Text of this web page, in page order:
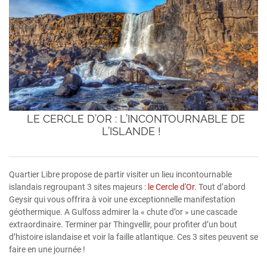
LE CERCLE D’OR : L’INCONTOURNABLE DE
L’ISLANDE !
Quartier Libre propose de partir visiter un lieu incontournable
islandais regroupant 3 sites majeurs : le Cercle d'Or. Tout d’abord
Geysir qui vous offrira à voir une exceptionnelle manifestation
géothermique. A Gulfoss admirer la « chute d’or » une cascade
extraordinaire. Terminer par Thingvellir, pour profiter d’un bout
d’histoire islandaise et voir la faille atlantique. Ces 3 sites peuvent se
faire en une journée !